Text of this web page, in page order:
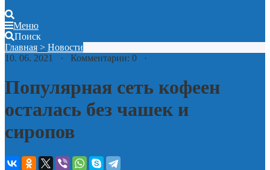
Меню
Поиск
Главная > Новости
10. 06. 2021 · Комментарии: 0 ·
Популярная сеть кофеен
осталась без чашек и
сиропов